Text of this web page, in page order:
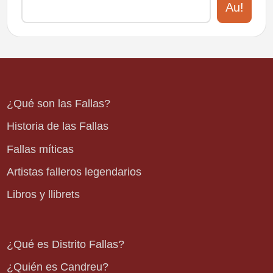
Au!
¿Qué son las Fallas?
Historia de las Fallas
Fallas míticas
Artistas falleros legendarios
Libros y llibrets
¿Qué es Distrito Fallas?
¿Quién es Candreu?